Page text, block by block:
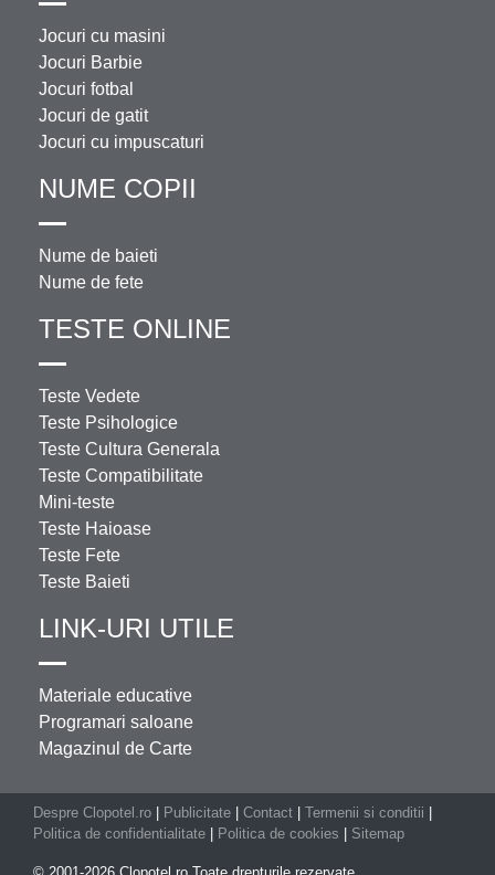
Jocuri cu masini
Jocuri Barbie
Jocuri fotbal
Jocuri de gatit
Jocuri cu impuscaturi
NUME COPII
Nume de baieti
Nume de fete
TESTE ONLINE
Teste Vedete
Teste Psihologice
Teste Cultura Generala
Teste Compatibilitate
Mini-teste
Teste Haioase
Teste Fete
Teste Baieti
LINK-URI UTILE
Materiale educative
Programari saloane
Magazinul de Carte
Despre Clopotel.ro Publicitate Contact Termenii si conditii
Politica de confidentialitate
Politica de cookies Sitemap